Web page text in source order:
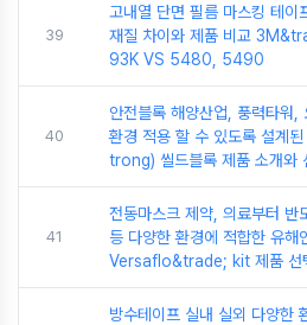
39
고내열 단면 필름 마스킹 테
재질 차이와 제품 비교
93K VS 5480, 5490
40
안전블록 해양산업, 풍력타워,
환경 적용 할 수 있도록 설계
trong) 씰드블록 제품 소개와
41
전동마스크 제약, 의료부터 반
등 다양한 환경에 적합한 유
Versaflo&trade; kit 제품 선
방수테이프 실내 실외 다양한